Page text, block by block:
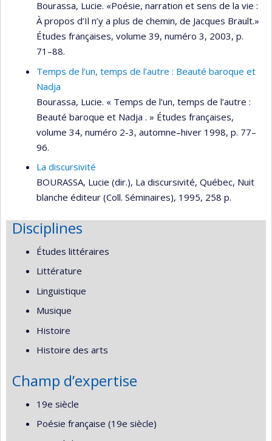
Bourassa, Lucie. «Poésie, narration et sens de la vie :
À propos d’Il n’y a plus de chemin, de Jacques Brault.»
Études françaises, volume 39, numéro 3, 2003, p.
71–88.
Temps de l’un, temps de l’autre : Beauté baroque et
Nadja
Bourassa, Lucie. « Temps de l’un, temps de l’autre :
Beauté baroque et Nadja . » Études françaises,
volume 34, numéro 2-3, automne–hiver 1998, p. 77–
96.
La discursivité
BOURASSA, Lucie (dir.), La discursivité, Québec, Nuit
blanche éditeur (Coll. Séminaires), 1995, 258 p.
Disciplines
Études littéraires
Littérature
Linguistique
Musique
Histoire
Histoire des arts
Champ d’expertise
19e siècle
Poésie française (19e siècle)